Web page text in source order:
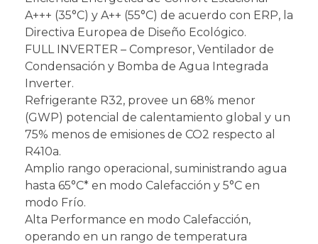
A+++ (35°C) y A++ (55°C) de acuerdo con ERP, la
Directiva Europea de Diseño Ecológico.
FULL INVERTER – Compresor, Ventilador de
Condensación y Bomba de Agua Integrada
Inverter.
Refrigerante R32, provee un 68% menor
(GWP) potencial de calentamiento global y un
75% menos de emisiones de CO2 respecto al
R410a.
Amplio rango operacional, suministrando agua
hasta 65°C* en modo Calefacción y 5°C en
modo Frío.
Alta Performance en modo Calefacción,
operando en un rango de temperatura